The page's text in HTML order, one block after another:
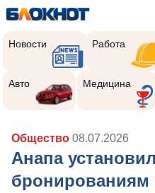
Новости Работа
Авто Медицина
Общество 08.07.2026
Анапа
бронированиям